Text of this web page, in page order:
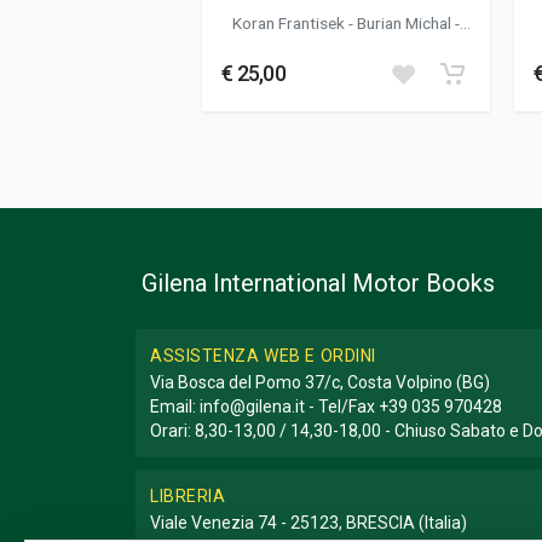
Koran Frantisek -Burian Michal -
€ 25,00
Gilena International Motor Books
ASSISTENZA WEB E ORDINI
Via Bosca del Pomo 37/c, Costa Volpino (BG)
Email: info@gilena.it - Tel/Fax +39 035 970428
Orari: 8,30-13,00 / 14,30-18,00 - Chiuso Sabato e
LIBRERIA
Viale Venezia 74 - 25123, BRESCIA (Italia)